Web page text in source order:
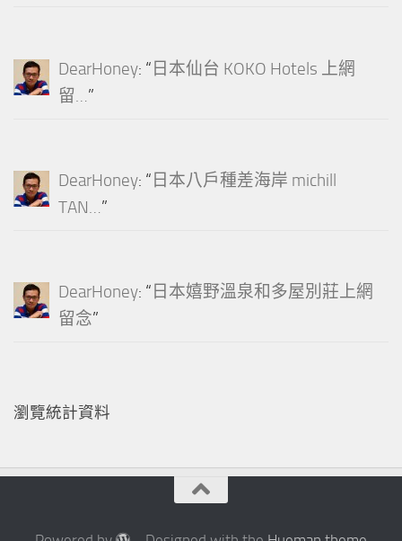
DearHoney: “ 日本仙台 KOKO Hotels 上網
留…”
DearHoney: “ 日本八戶種差海岸 michill
TAN…”
DearHoney: “ 日本嬉野溫泉和多屋別莊上網
留念”
瀏覽統計資料